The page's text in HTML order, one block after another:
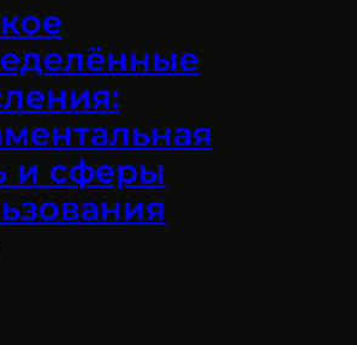
и сферы